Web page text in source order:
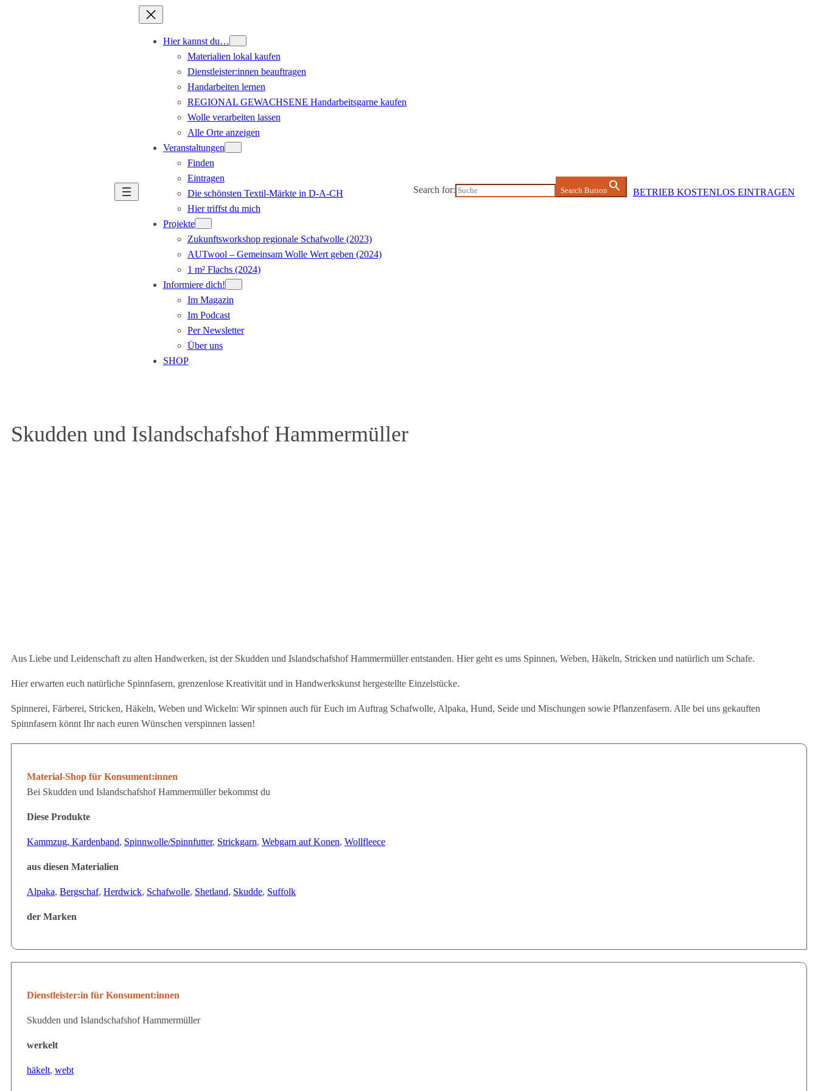
Hier kannst du…
Materialien lokal kaufen
Dienstleister:innen beauftragen
Handarbeiten lernen
REGIONAL GEWACHSENE Handarbeitsgarne kaufen
Wolle verarbeiten lassen
Alle Orte anzeigen
Veranstaltungen
Finden
Eintragen
Die schönsten Textil-Märkte in D-A-CH
Hier triffst du mich
Projekte
Zukunftsworkshop regionale Schafwolle (2023)
AUTwool – Gemeinsam Wolle Wert geben (2024)
1 m² Flachs (2024)
Informiere dich!
Im Magazin
Im Podcast
Per Newsletter
Über uns
SHOP
Search for: Search Button BETRIEB KOSTENLOS EINTRAGEN
Skudden und Islandschafshof Hammermüller
Aus Liebe und Leidenschaft zu alten Handwerken, ist der Skudden und Islandschafshof Hammermüller entstanden. Hier geht es ums Spinnen, Weben, Häkeln, Stricken und natürlich um Schafe.
Hier erwarten euch natürliche Spinnfasern, grenzenlose Kreativität und in Handwerkskunst hergestellte Einzelstücke.
Spinnerei, Färberei, Stricken, Häkeln, Weben und Wickeln: Wir spinnen auch für Euch im Auftrag Schafwolle, Alpaka, Hund, Seide und Mischungen sowie Pflanzenfasern. Alle bei uns gekauften
Spinnfasern könnt Ihr nach euren Wünschen verspinnen lassen!
Material-Shop für Konsument:innen
Bei Skudden und Islandschafshof Hammermüller bekommst du
Diese Produkte
Kammzug, Kardenband, Spinnwolle/Spinnfutter, Strickgarn, Webgarn auf Konen, Wollfleece
aus diesen Materialien
Alpaka, Bergschaf, Herdwick, Schafwolle, Shetland, Skudde, Suffolk
der Marken
Dienstleister:in für Konsument:innen
Skudden und Islandschafshof Hammermüller
werkelt
häkelt, webt